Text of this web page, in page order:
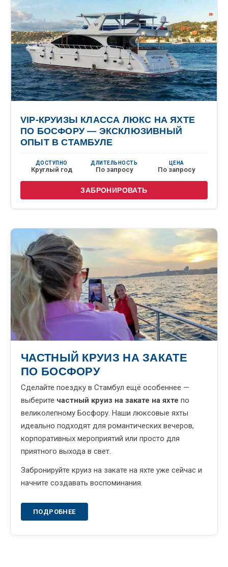
VIP-КРУИЗЫ КЛАССА ЛЮКС НА ЯХТЕ
ПО БОСФОРУ — ЭКСКЛЮЗИВНЫЙ
ОПЫТ В СТАМБУЛЕ
ДОСТУПНО
Круглый год
ДЛИТЕЛЬНОСТЬ
По запросу
ЦЕНА
По запросу
ЗАБРОНИРОВАТЬ
ЧАСТНЫЙ КРУИЗ НА ЗАКАТЕ
ПО БОСФОРУ
Сделайте поездку в Стамбул ещё особеннее —
выберите частный круиз на закате на яхте по
великолепному Босфору. Наши люксовые яхты
идеально подходят для романтических вечеров,
корпоративных мероприятий или просто для
приятного выхода в свет.
Забронируйте круиз на закате на яхте уже сейчас и
начните создавать воспоминания.
ПОДРОБНЕЕ